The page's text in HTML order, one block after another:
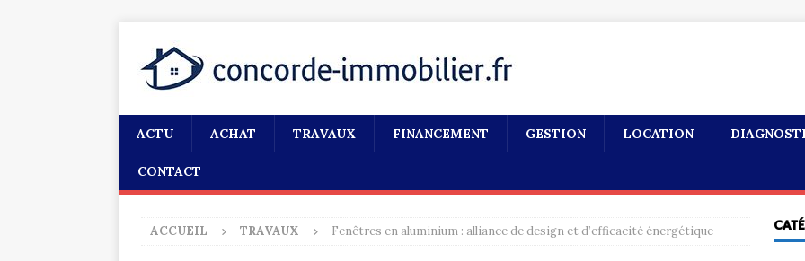
ACTU ACHAT TRAVAUX FINANCEMENT GESTION LOCATION
CONTACT
ACCUEIL TRAVAUX Fenêtres en aluminium : alliance de design et d’efficacité énergétique